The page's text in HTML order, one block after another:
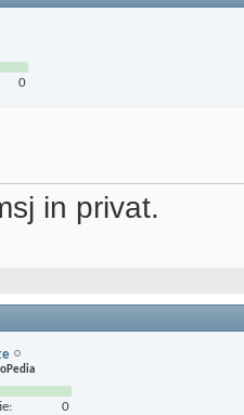
0
in privat.
0